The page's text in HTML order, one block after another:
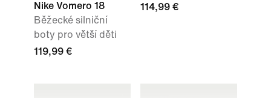
Nike Vomero 18
Běžecké silniční
boty pro větší děti
119,99 €
114,99 €